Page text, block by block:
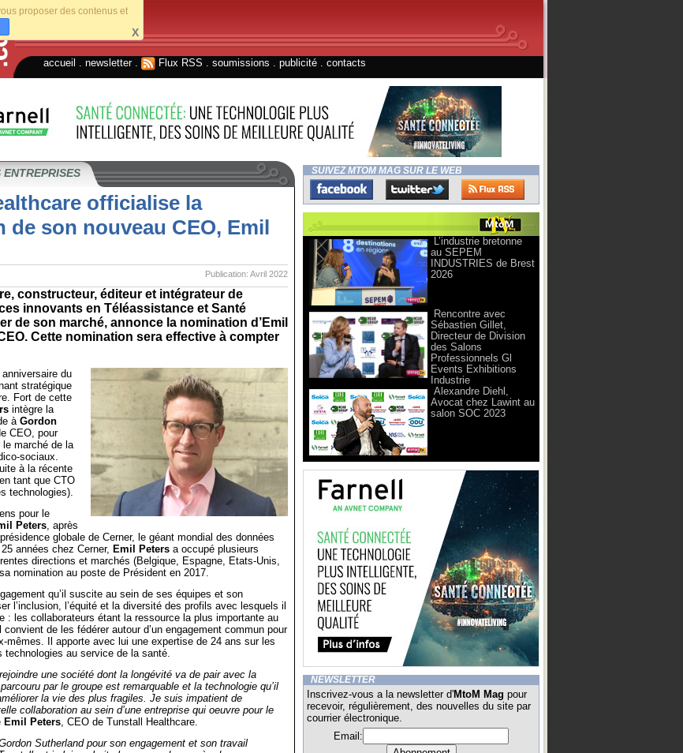
proposer des contenus et
X
accueil newsletter. Flux RSS soumissions publicité contacts
officialise la
de son nouveau CEO, Emil
Publication: Avril 2022
constructeur, éditeur et intégrateur de
innovants en Téléassistance et Santé
de son marché, annonce la nomination d’Emil
Cette nomination sera effective à compter
du
stratégique
Fort de cette
intègre la
àGordon
CEO, pour
marché de la
sociaux.
à la récente
tant que CTO
technologies).
pour le
Peters, après
globale de Cerner, le géant mondial des données
années chez Cerner, Emil Peters a occupé plusieurs
directions et marchés (Belgique, Espagne, Etats-Unis,
nomination au poste de Président en 2017.
qu’il suscite au sein de ses équipes et son
l’inclusion, l’équité et la diversité des profils avec lesquels il
: les collaborateurs étant la ressource la plus importante au
convient de les fédérer autour d’un engagement commun pour
mêmes. Il apporte avec lui une expertise de 24 ans sur les
technologies au service de la santé.
une société dont la longévité va de pair avec la
par le groupe est remarquable et la technologie qu’il
la vie des plus fragiles. Je suis impatient de
collaboration au sein d’une entreprise qui oeuvre pour le
Emil Peters, CEO de Tunstall Healthcare.
Sutherland pour son engagement et son travail
SUIVEZ MTOM MAG SUR LE WEB
L’industrie bretonne
au SEPEM
INDUSTRIES de Brest
2026
Rencontre avec
Sébastien Gillet,
Directeur de Division
des Salons
Professionnels Gl
Events Exhibitions
Industrie
Alexandre Diehl,
Avocat chez Lawint au
salon SOC 2023
NEWSLETTER
Inscrivez-vous a la newsletter d'MtoM Mag pour
recevoir, régulièrement, des nouvelles du site par
courrier électronique.
Email: